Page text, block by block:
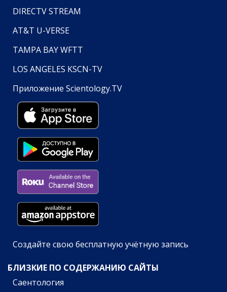
DIRECTV STREAM
AT&T U-VERSE
TAMPA BAY WFTT
LOS ANGELES KSCN-TV
Приложение Scientology.TV
Создайте свою бесплатную учётную запись
БЛИЗКИЕ ПО СОДЕРЖАНИЮ САЙТЫ
Саентология